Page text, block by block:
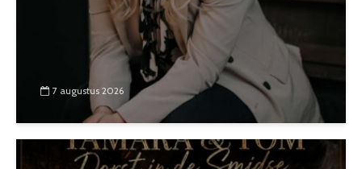
7 augustus 2026